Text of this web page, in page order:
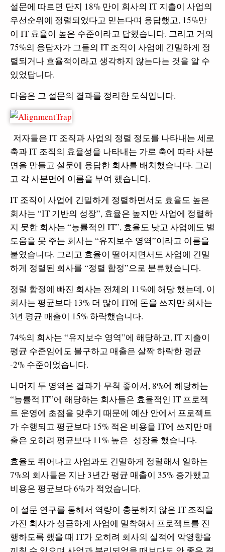
설문에 따르면 단지 18% 만이 회사의 IT 지출이 사업의
우선순위에 정렬되었다고 믿는다며 응답했고, 15%만
이 IT 효율이 높은 수준이라고 답했습니다. 그리고 거의
75%의 응답자가 그들의 IT 조직이 사업에 긴밀하게 정
렬되거나 효율적이라고 생각하지 않는다는 것을 알 수
있었답니다.
다음은 그 설문의 결과를 정리한 도식입니다.
저자들은 IT 조직과 사업의 정렬 정도를 나타내는 세로
축과 IT 조직의 효율성을 나타내는 가로 축에 따라 사분
면을 만들고 설문에 응답한 회사를 배치했습니다. 그리
고 각 사분면에 이름을 부여 했습니다.
IT 조직이 사업에 긴밀하게 정렬하면서도 효율도 높은
회사는 “IT 기반의 성장”, 효율은 높지만 사업에 정렬하
지 못한 회사는 “능률적인 IT”, 효율도 낮고 사업에도 별
도움을 못 주는 회사는 “유지보수 영역”이라고 이름을
붙였습니다. 그리고 효율이 떨어지면서도 사업에 긴밀
하게 정렬된 회사를 “정렬 함정”으로 분류했습니다.
정렬 함정에 빠진 회사는 전체의 11%에 해당 했는데, 이
회사는 평균보다 13% 더 많이 IT에 돈을 쓰지만 회사는
3년 평균 매출이 15% 하락했습니다.
74%의 회사는 “유지보수 영역”에 해당하고, IT 지출이
평균 수준임에도 불구하고 매출은 살짝 하락한 평균
-2% 수준이었습니다.
나머지 두 영역은 결과가 무척 좋아서, 8%에 해당하는
“능률적 IT”에 해당하는 회사들은 효율적인 IT 프로젝
트 운영에 초점을 맞추기 때문에 예산 안에서 프로젝트
가 수행되고 평균보다 15% 적은 비용을 IT에 쓰지만 매
출은 오히려 평균보다 11% 높은 성장을 했습니다.
효율도 뛰어나고 사업과도 긴밀하게 정렬해서 일하는
7%의 회사들은 지난 3년간 평균 매출이 35% 증가했고
비용은 평균보다 6%가 적었습니다.
이 설문 연구를 통해서 역량이 충분하지 않은 IT 조직을
가진 회사가 성급하게 사업에 밀착해서 프로젝트를 진
행하도록 했을 때 IT가 오히려 회사의 실적에 악영향을